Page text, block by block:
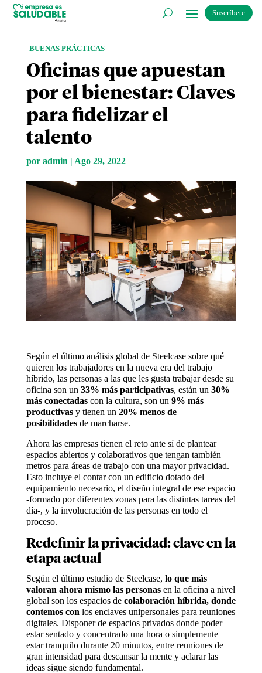
Suscríbete
BUENAS PRÁCTICAS
Oficinas que apuestan
por el bienestar: Claves
para fidelizar el
talento
por admin | Ago 29, 2022
Según el último análisis global de Steelcase sobre qué
quieren los trabajadores en la nueva era del trabajo
híbrido, las personas a las que les gusta trabajar desde su
oficina son un 33% más participativas, están un 30%
más conectadascon la cultura, son un 9% más
productivasy tienen un 20% menos de
posibilidadesde marcharse.
Ahora las empresas tienen el reto ante sí de plantear
espacios abiertos y colaborativos que tengan también
metros para áreas de trabajo con una mayor privacidad.
Esto incluye el contar con un edificio dotado del
equipamiento necesario, el diseño integral de ese espacio
-formado por diferentes zonas para las distintas tareas del
día-, y la involucración de las personas en todo el
proceso.
Redefinir la privacidad: clave en la
etapa actual
Según el último estudio de Steelcase, lo que más
valoran ahora mismo las personasen la oficina a nivel
global son los espacios decolaboración híbrida, donde
contemos con los enclaves unipersonales para reuniones
digitales. Disponer de espacios privados donde poder
estar sentado y concentrado una hora o simplemente
estar tranquilo durante 20 minutos, entre reuniones de
gran intensidad para descansar la mente y aclarar las
ideas sigue siendo fundamental.